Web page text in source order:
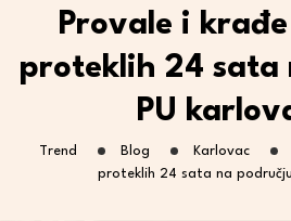
Provale i
proteklih 24 sata
PU
Trend Blog Karlovac
proteklih 24 sata na